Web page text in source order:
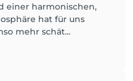
einer harmonischen,
hat für uns
mehr schät...